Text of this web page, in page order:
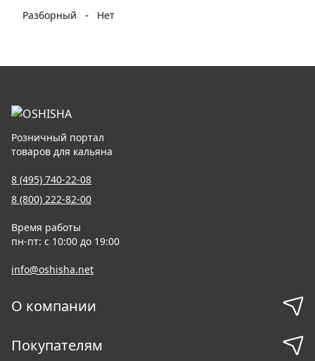
Разборный
- Нет
Розничный портал
товаров для кальяна
8 (495) 740-22-08
8 (800) 222-82-00
Время работы
пн-пт: с 10:00 до 19:00
info@oshisha.net
О компании
Покупателям